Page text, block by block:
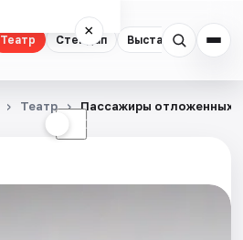
Театр Стендап Выставки
×
☾
Театр Пассажиры отложенных